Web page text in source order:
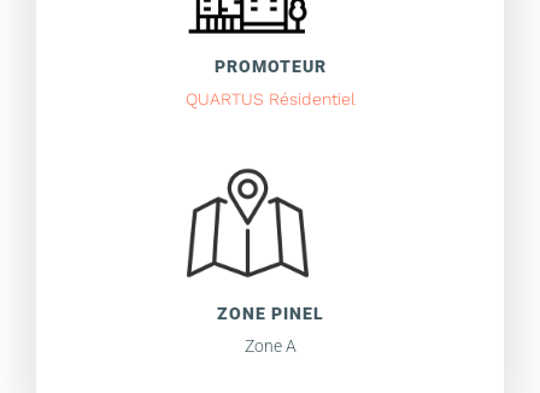
PROMOTEUR
QUARTUS Résidentiel
ZONE PINEL
Zone A